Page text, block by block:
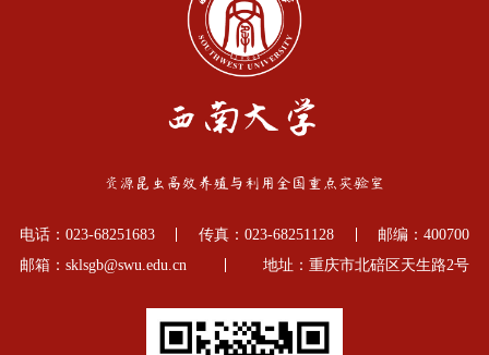
电话：023-68251683 传真：023-68251128
邮编：400700
邮箱：sklsgb@swu.edu.cn
地址：重庆市北碚区天生路2号